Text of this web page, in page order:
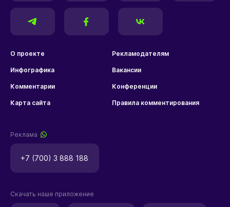
О проекте Рекламодателям
Инфографика Вакансии
Комментарии Конференции
Карта сайта Правила комментирования
Реклама
+7 (700) 3 888 188
Скачать наше приложение